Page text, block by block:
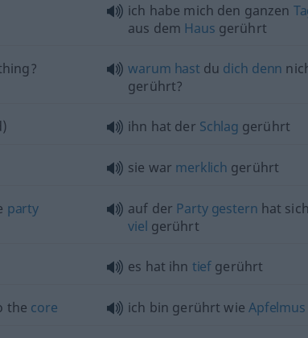
ich habe mich den ganzen
aus dem Haus gerührt
warum hast du dich denn
gerührt?
ihn hat der Schlag gerührt
sie war merklich gerührt
party
auf der Party gestern hat
viel gerührt
es hat ihn tief gerührt
the core ich bin gerührt wie Apfelmus